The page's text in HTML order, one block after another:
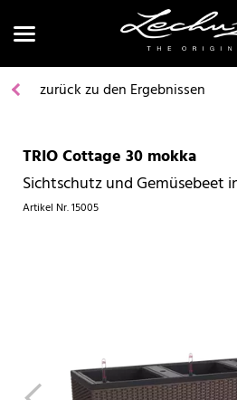
Suchen
zurück zu den Ergebnissen
TRIO Cottage 30 mokka
Sichtschutz und Gemüsebeet
Artikel Nr.15005